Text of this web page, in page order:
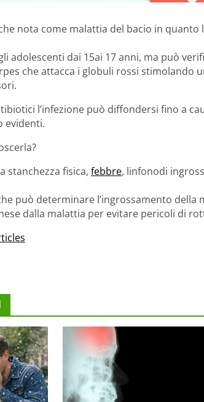
nota come malattia del bacio in
adolescenti dai 15ai 17 anni, ma può
che attacca i globuli rossi stimolando
l’infezione può diffondersi fino a
evidenti.
stanchezza fisica, febbre, linfonodi
può determinare l’ingrossamento
dalla malattia per evitare pericoli di